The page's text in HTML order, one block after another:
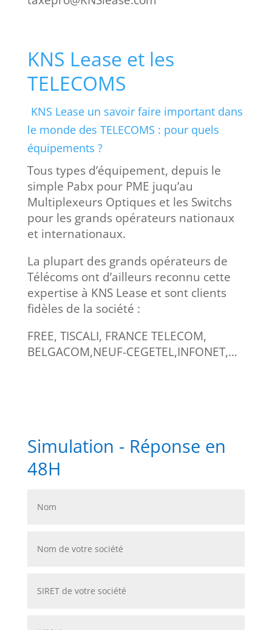
KNS Lease et les
TELECOMS
KNS Lease un savoir faire important dans
le monde des TELECOMS : pour quels
équipements ?
Tous types d’équipement, depuis le
simple Pabx pour PME juqu’au
Multiplexeurs Optiques et les Switchs
pour les grands opérateurs nationaux
et internationaux.
La plupart des grands opérateurs de
Télécoms ont d’ailleurs reconnu cette
expertise à KNS Lease et sont clients
fidèles de la société :
FREE, TISCALI, FRANCE TELECOM,
BELGACOM,NEUF-CEGETEL,INFONET,…
Simulation - Réponse en
48H